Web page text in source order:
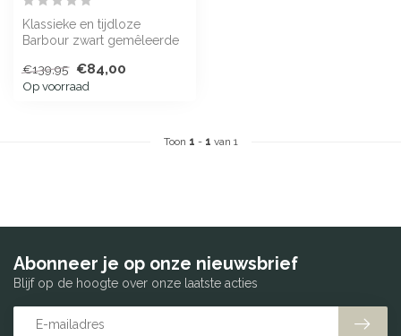
Klassieke en tijdloze
Barbour zwart gemêleerde
ritssluiting.
€139,95 €84,00
Op voorraad
Toon 1 - 1 van 1
Abonneer je op onze nieuwsbrief
Blijf op de hoogte over onze laatste acties